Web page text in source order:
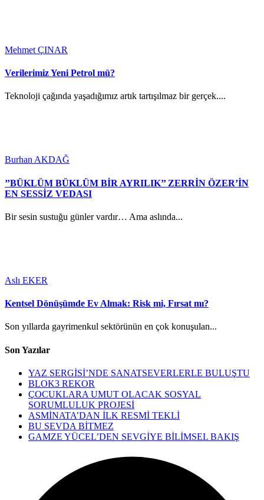
Mehmet ÇINAR
Verilerimiz Yeni Petrol mü?
Teknoloji çağında yaşadığımız artık tartışılmaz bir gerçek....
Burhan AKDAĞ
’’BÜKLÜM BÜKLÜM BİR AYRILIK’’ ZERRİN ÖZER’İN
EN SESSİZ VEDASI
Bir sesin sustuğu günler vardır… Ama aslında...
Aslı EKER
Kentsel Dönüşümde Ev Almak: Risk mi, Fırsat mı?
Son yıllarda gayrimenkul sektörünün en çok konuşulan...
Son Yazılar
YAZ SERGİSİ’NDE SANATSEVERLERLE BULUŞTU
BLOK3 REKOR
ÇOCUKLARA UMUT OLACAK SOSYAL
SORUMLULUK PROJESİ
ASMİNATA’DAN İLK RESMİ TEKLİ
BU SEVDA BİTMEZ
GAMZE YÜCEL’DEN SEVGİYE BİLİMSEL BAKIŞ